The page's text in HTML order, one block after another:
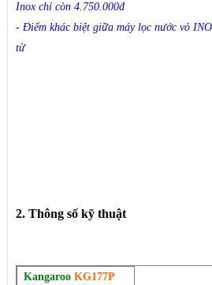
Inox chỉ còn 4.750.000đ
- Điểm khác biệt giữa máy lọc nước vỏ
từ
2. Thông số kỹ thuật
KangarooKG177P